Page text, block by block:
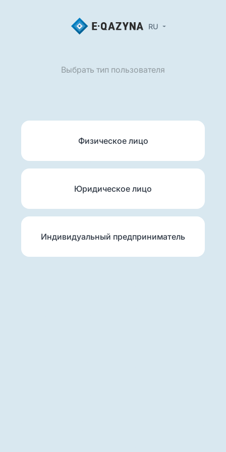
RU
Выбрать тип пользователя
Физическое лицо
Юридическое лицо
Индивидуальный предприниматель